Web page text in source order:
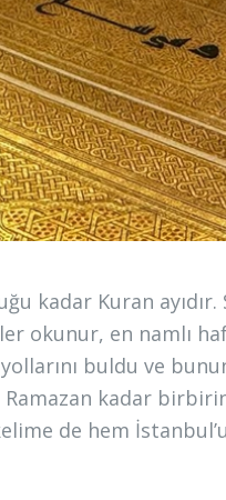
kadar Kuran
okunur, en namlı
buldu ve
Ramazan kadar
de hem